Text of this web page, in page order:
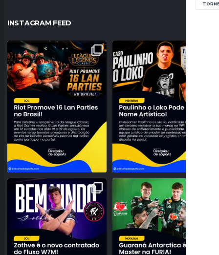
INSTAGRAM FEED
A NOSTALGIA VAI DOMINAR O BRASIL!
RIOT ANUNCIA 16...
28 0
PROBLEMAS NO REGISTRO! PAULINHO
O LOKO PODE PERDER
158
NOVO TOPO NO RIFT! FLUXO W7M
ANUNCIA A CHEGADA DE
95 3
O BRASIL DOMINANDO O SERVIDOR!
GUARANÁ ANTARCTICA
42 0